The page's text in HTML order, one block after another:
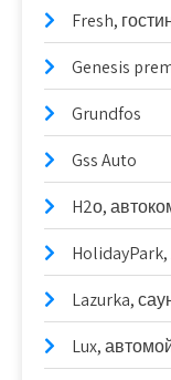
Fresh,
Genesis
Grundfos
Gss Auto
H2о,
Lazurka,
Lux,